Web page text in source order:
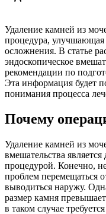
Удаление камней из
процедура,
осложнения. В статье
эндоскопическое
рекомендации по
Эта информация будет
понимания процесса
Почему
Удаление камней из
вмешательства
процедурой. Конечно,
проблем перемещаться
выводиться наружу.
размер камня
в таком случае